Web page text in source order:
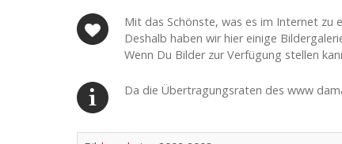
Mit das Schönste, was es im Internet zu
Deshalb haben wir hier einige
Wenn Du Bilder zur Verfügung stellen
Da die Übertragungsraten des www